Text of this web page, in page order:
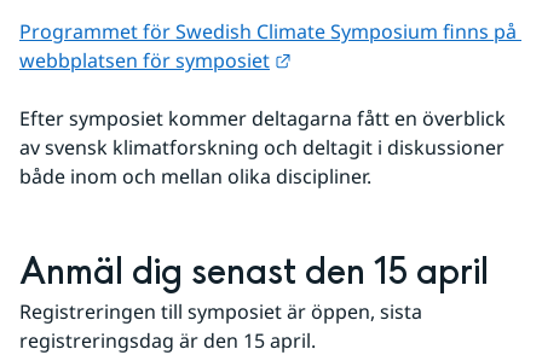
Programmet för Swedish Climate Symposium finns på
webbplatsen för symposiet
Efter symposiet kommer deltagarna fått en överblick
av svensk klimatforskning och deltagit i diskussioner
både inom och mellan olika discipliner.
Anmäl dig senast den 15 april
Registreringen till symposiet är öppen, sista
registreringsdag är den 15 april.